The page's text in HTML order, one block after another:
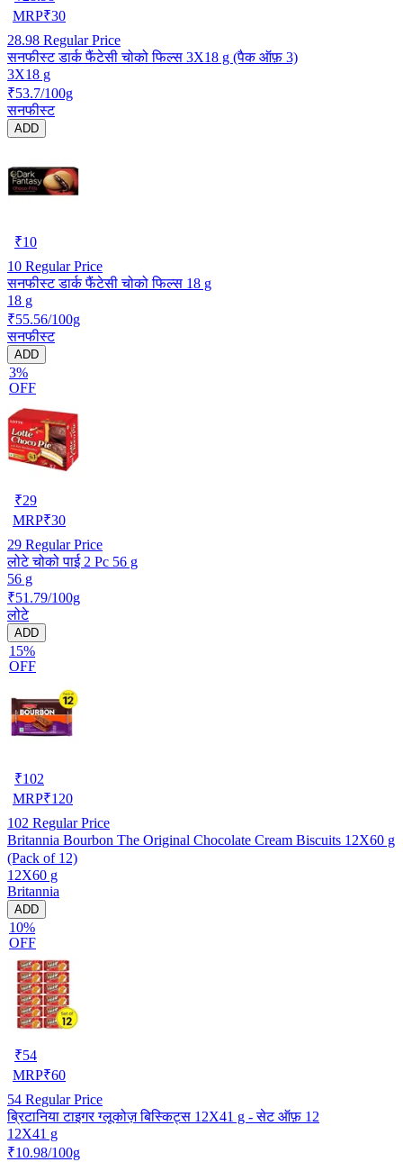
MRP₹30
28.98 Regular Price
सनफीस्ट डार्क फैंटेसी चोको फिल्स 3X18 g (पैक ऑफ़ 3)
3X18 g
₹53.7/100g
सनफीस्ट
ADD
₹10
10 Regular Price
सनफीस्ट डार्क फैंटेसी चोको फिल्स 18 g
18 g
₹55.56/100g
सनफीस्ट
ADD
3%
OFF
₹29
MRP₹30
29 Regular Price
लोटे चोको पाई 2 Pc 56 g
56 g
₹51.79/100g
लोटे
ADD
15%
OFF
₹102
MRP₹120
102 Regular Price
Britannia Bourbon The Original Chocolate Cream Biscuits 12X60 g
(Pack of 12)
12X60 g
Britannia
ADD
10%
OFF
₹54
MRP₹60
54 Regular Price
ब्रिटानिया टाइगर ग्लूकोज़ बिस्किट्स 12X41 g - सेट ऑफ़ 12
12X41 g
₹10.98/100g